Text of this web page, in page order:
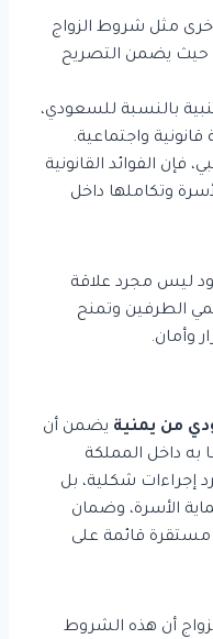
مثل شروط الزواج
حيث يضمن التصريح
بالنسبة للسعودي،
واجتماعية.
فإن الفوائد القانونية
وتكاملها داخل
ليس مجرد علاقة
الطرفين وتمنح
وأمان.
من يمنية يضمن أن
به داخل المملكة
إجراءات شكلية، بل
الأسرة، وضمان
مستقرة قائمة على
أن هذه الشروط